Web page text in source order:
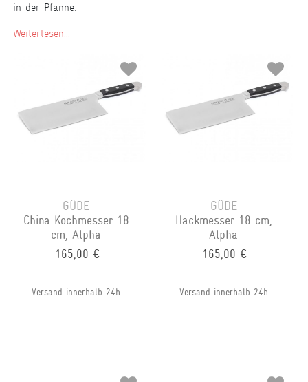
in der Pfanne.
Weiterlesen...
GÜDE
China Kochmesser 18
cm, Alpha
165,00 €
Versand innerhalb 24h
GÜDE
Hackmesser 18 cm,
Alpha
165,00 €
Versand innerhalb 24h